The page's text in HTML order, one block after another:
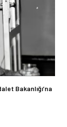
Bakanlığı’na